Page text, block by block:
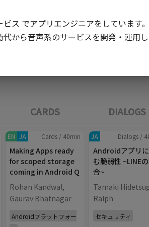
CARDS DIALOGS
EN JA Cards / 40min
Making Apps ready
for scoped storage
coming in Android Q
Rohan Kandwal,
Gaurav Bhatnagar
Androidプラットフォー
JA Dialogs /
Androidアプリ
む脆弱性 ~LINE
合~
Tamaki
Ralph
セキュリティ
ビス でアプリエンジニアをしています。
代から音声系のサービスを開発・運用し